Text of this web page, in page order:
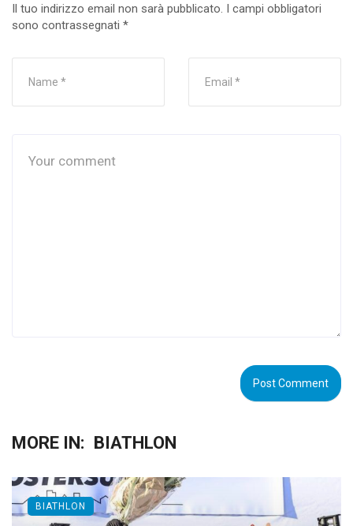
Il tuo indirizzo email non sarà pubblicato. I campi obbligatori
sono contrassegnati *
MORE IN: BIATHLON
BIATHLON